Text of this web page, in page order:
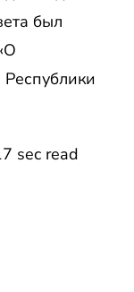
был
sec read